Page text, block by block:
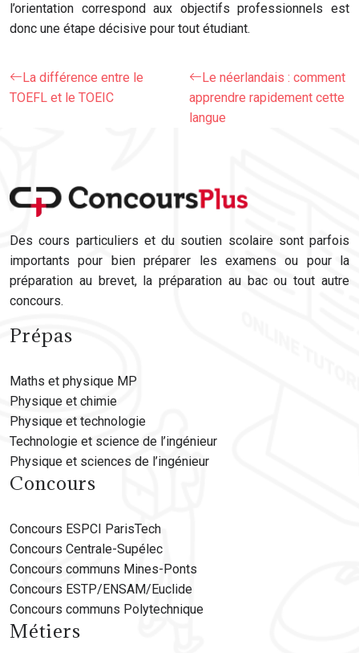
l’orientation correspond aux objectifs professionnels est
donc une étape décisive pour tout étudiant.
La différence entre le
TOEFL et le TOEIC
Le néerlandais : comment
apprendre rapidement cette
langue
Des cours particuliers et du soutien scolaire sont parfois
importants pour bien préparer les examens ou pour la
préparation au brevet, la préparation au bac ou tout autre
concours.
Prépas
Maths et physique MP
Physique et chimie
Physique et technologie
Technologie et science de l’ingénieur
Physique et sciences de l’ingénieur
Concours
Concours ESPCI ParisTech
Concours Centrale-Supélec
Concours communs Mines-Ponts
Concours ESTP/ENSAM/Euclide
Concours communs Polytechnique
Métiers